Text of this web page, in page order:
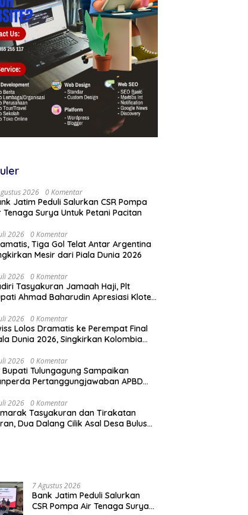
2026 0 Komentar
Jatim Peduli Salurkan CSR Pompa
Tenaga Surya Untuk Petani Pacitan
2026 0 Komentar
Tiga Gol Telat Antar Argentina
Mesir dari Piala Dunia 2026
2026 0 Komentar
Tasyakuran Jamaah Haji, Plt
Ahmad Baharudin Apresiasi Kloter
2026 0 Komentar
Lolos Dramatis ke Perempat Final
Dunia 2026, Singkirkan Kolombia
2026 0 Komentar
Bupati Tulungagung Sampaikan
Pertanggungjawaban APBD
2026 0 Komentar
Tasyakuran dan Tirakatan
Dua Dalang Cilik Asal Desa Bulus
Winisuda”
7 Agustus 2026
Bank Jatim Peduli Salurkan
CSR Pompa Air Tenaga Surya